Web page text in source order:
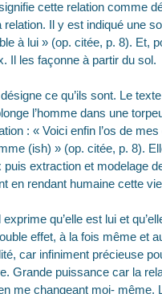
cette relation comme
Il y est indiqué une
à lui » (op. citée, p. 8). Et,
Il les façonne à partir du sol.
ce qu’ils sont. Le
l’homme dans une
: « Voici enfin l’os de
(ish) » (op. citée, p. 8).
extraction et modelage
en rendant humaine cette
qu’elle est lui et
effet, à la fois même et
car infiniment précieuse
Grande puissance car la
me changeant moi-